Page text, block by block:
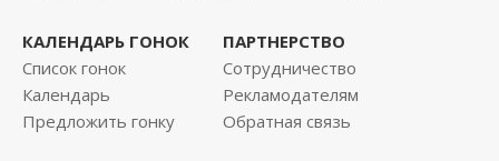
КАЛЕНДАРЬ ГОНОК
Список гонок
Календарь
Предложить гонку
ПАРТНЕРСТВО
Сотрудничество
Рекламодателям
Обратная связь